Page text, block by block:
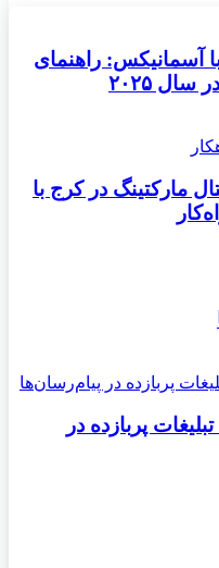
راهنمای
۲۰۲۵
مارکتینگ در کرج با
پربازده در